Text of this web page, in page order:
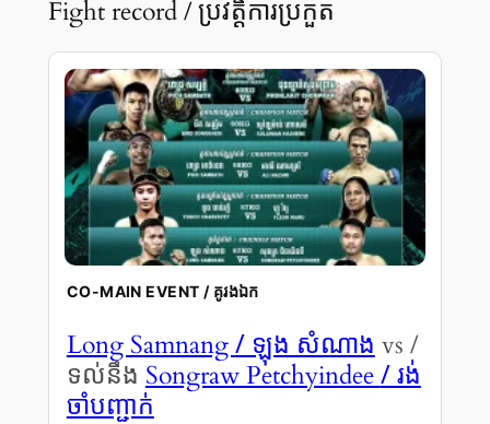
Fight record / ប្រវត្តិការប្រកួត
CO-MAIN EVENT / គូរងឯក
Long Samnang/ ឡុង សំណាង vs /
ទល់នឹង Songraw Petchyindee/ រង់
ចាំបញ្ជាក់